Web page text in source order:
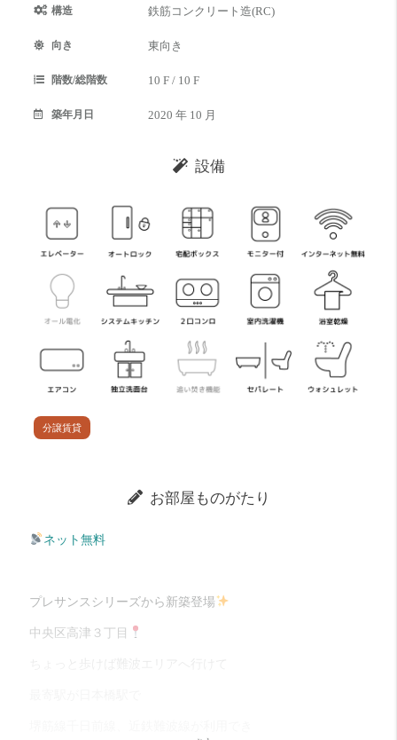
構造 鉄筋コンクリート造(RC)
向き 東向き
階数/総階数 10 F / 10 F
築年月日 2020 年 10 月
設備
分譲賃貸
お部屋ものがたり
ネット無料
プレサンスシリーズから新築登場
中央区高津３丁目